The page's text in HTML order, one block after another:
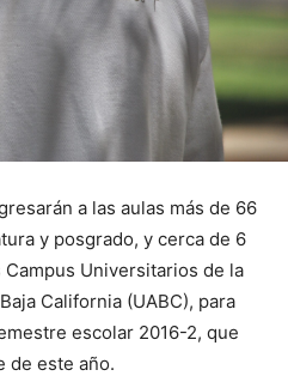
a las aulas más de 66
y posgrado, y cerca de 6
Universitarios de la
California (UABC), para
escolar 2016-2, que
de este año.